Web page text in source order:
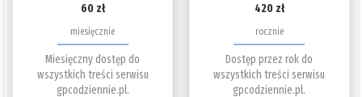
60 zł
miesięcznie
Miesięczny dostęp do
wszystkich treści serwisu
gpcodziennie.pl.
420 zł
rocznie
Dostęp przez rok do
wszystkich treści serwisu
gpcodziennie.pl.